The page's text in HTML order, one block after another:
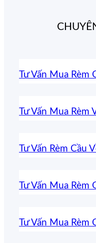
Tư Vấn Mua Rèm
Tư Vấn Mua Rèm
Tư Vấn Rèm Cầu
Tư Vấn Mua Rèm
Tư Vấn Mua Rèm